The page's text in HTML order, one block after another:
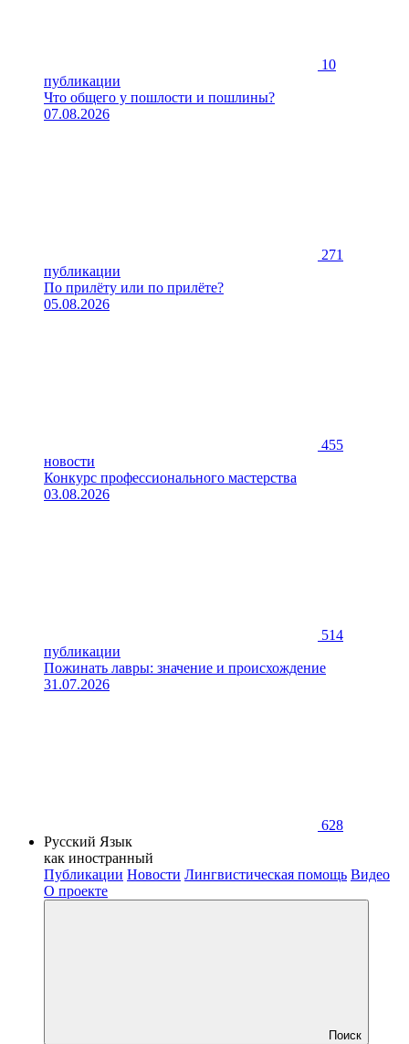
10
публикации
Что общего у пошлости и пошлины?
07.08.2026
271
публикации
По прилёту или по прилёте?
05.08.2026
455
новости
Конкурс профессионального мастерства
03.08.2026
514
публикации
Пожинать лавры: значение и происхождение
31.07.2026
628
Русский Язык
как иностранный
Публикации Новости Лингвистическая помощь Видео
О проекте
Поиск